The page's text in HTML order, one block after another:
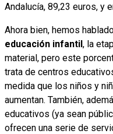
Andalucía, 89,23 euros, y
Ahora bien, hemos
educación infantil, la
material, pero este
trata de centros
medida que los niños y
aumentan. También,
educativos (ya sean
ofrecen una serie de